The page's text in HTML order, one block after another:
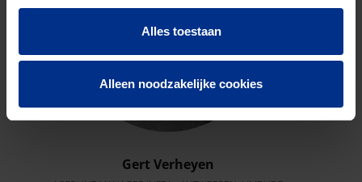
Alles toestaan
Alleen noodzakelijke cookies
Gert Verheyen